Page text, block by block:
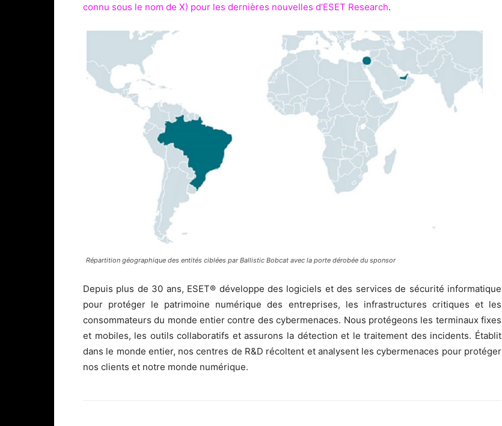
connu sous le nom de X) pour les dernières nouvelles d’ESET Research.
Répartition géographique des entités ciblées par Ballistic Bobcat avec la porte dérobée du sponsor
Depuis plus de 30 ans, ESET® développe des logiciels et des services de sécurité informatique
pour protéger le patrimoine numérique des entreprises, les infrastructures critiques et les
consommateurs du monde entier contre des cybermenaces. Nous protégeons les terminaux fixes
et mobiles, les outils collaboratifs et assurons la détection et le traitement des incidents. Établit
dans le monde entier, nos centres de R&D récoltent et analysent les cybermenaces pour protéger
nos clients et notre monde numérique.